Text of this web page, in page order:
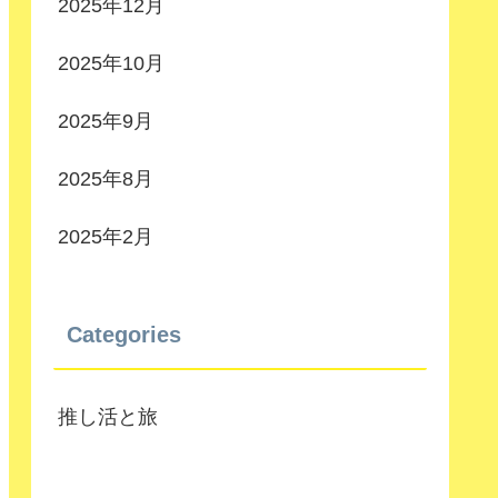
2025年12月
2025年10月
2025年9月
2025年8月
2025年2月
Categories
推し活と旅